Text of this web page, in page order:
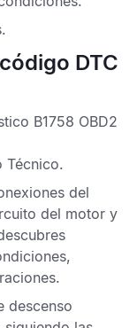
DTC
B1758 OBD2
Técnico.
del
del motor y
descenso